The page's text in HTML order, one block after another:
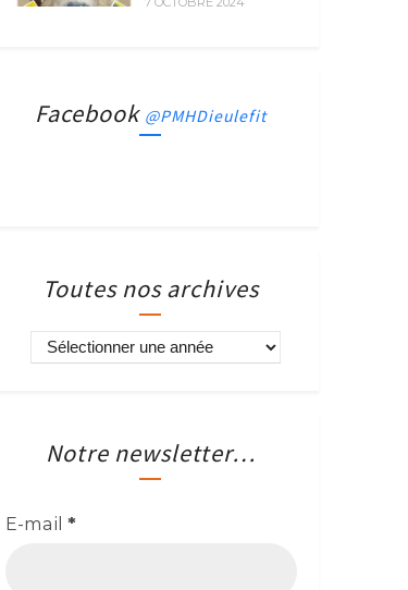
Facebook @PMHDieulefit
Toutes nos archives
Notre newsletter…
E-mail *